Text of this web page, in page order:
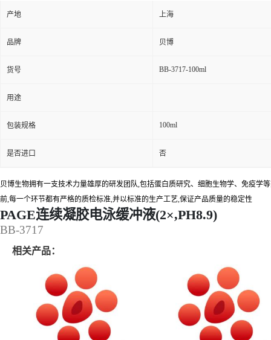
产地 上海
品牌 贝博
货号 BB-3717-100ml
用途
包装规格 100ml
是否进口 否
贝博生物拥有一支技术力量雄厚的研发团队,包括蛋白质研究、细胞生物学、免疫
前,每一个环节都有严格的质检标准,并以标准的生产工艺,保证产品质量的稳定性
PAGE连续凝胶电泳缓冲液(2×,PH8.9)
BB-3717
相关产品：